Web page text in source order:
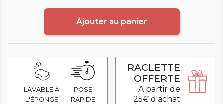
Ajouter au panier
LAVABLE À
L'ÉPONGE
POSE
RAPIDE
RACLETTE
OFFERTE
A partir de
25€ d'achat